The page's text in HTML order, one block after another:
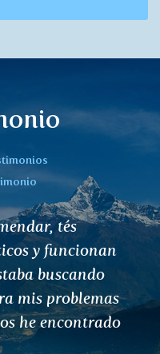
tés
y funcionan
buscando
problemas
encontrado